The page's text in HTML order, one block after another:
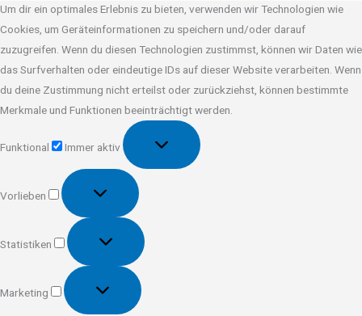
Um dir ein optimales Erlebnis zu bieten, verwenden wir Technologien wie
Cookies, um Geräteinformationen zu speichern und/oder darauf
zuzugreifen. Wenn du diesen Technologien zustimmst, können wir Daten wie
das Surfverhalten oder eindeutige IDs auf dieser Website verarbeiten. Wenn
du deine Zustimmung nicht erteilst oder zurückziehst, können bestimmte
Merkmale und Funktionen beeinträchtigt werden.
Funktional
Immer aktiv
Vorlieben
Vorlieben
Statistiken
Statistiken
Marketing
Marketing